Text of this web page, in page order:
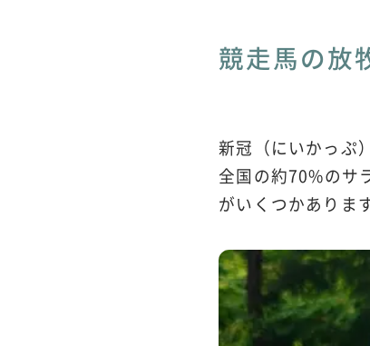
競走馬の放
新冠（にいかっぷ
全国の約70%のサ
がいくつかありま